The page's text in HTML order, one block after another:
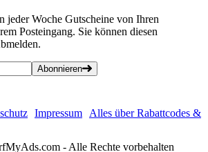
jeder Woche Gutscheine von Ihren
Posteingang. Sie können diesen
Abonnieren
Impressum
Alles über Rabattcodes &
- Alle Rechte vorbehalten